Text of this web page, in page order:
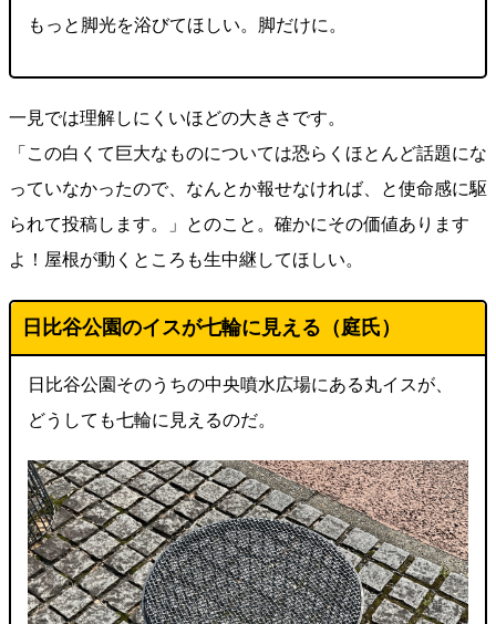
もっと脚光を浴びてほしい。脚だけに。
一見では理解しにくいほどの大きさです。
「この白くて巨大なものについては恐らくほとんど話題にな
っていなかったので、なんとか報せなければ、と使命感に駆
られて投稿します。」とのこと。確かにその価値あります
よ！屋根が動くところも生中継してほしい。
日比谷公園のイスが七輪に見える（庭氏）
日比谷公園そのうちの中央噴水広場にある丸イスが、
どうしても七輪に見えるのだ。